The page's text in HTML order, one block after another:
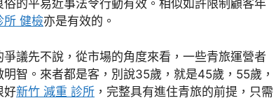
俗的平易近事法令行動有效。相似如許限制顧客年
所 健檢亦是有效的。
爭議先不說，從市場的角度來看，一些青旅運營者
智。來者都是客，別說35歲，就是45歲，55歲，
好新竹 減重 診所 ，完整具有進住青旅的前提，只需